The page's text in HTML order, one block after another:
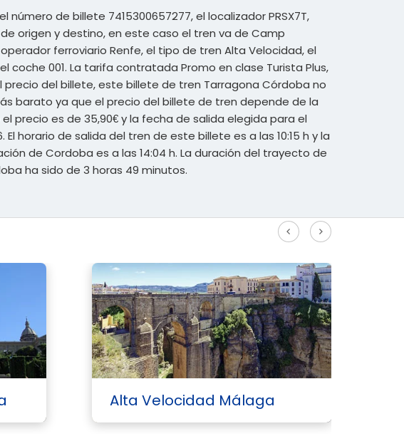
número de billete 7415300657277, el localizador PRSX7T,
origen y destino, en este caso el tren va de Camp
ferroviario Renfe, el tipo de tren Alta Velocidad, el
coche 001. La tarifa contratada Promo en clase Turista Plus,
precio del billete, este billete de tren Tarragona Córdoba no
barato ya que el precio del billete de tren depende de la
precio es de 35,90€ y la fecha de salida elegida para el
El horario de salida del tren de este billete es a las 10:15 h y la
de Cordoba es a las 14:04 h. La duración del trayecto de
ha sido de 3 horas 49 minutos.
Alta Velocidad Málaga